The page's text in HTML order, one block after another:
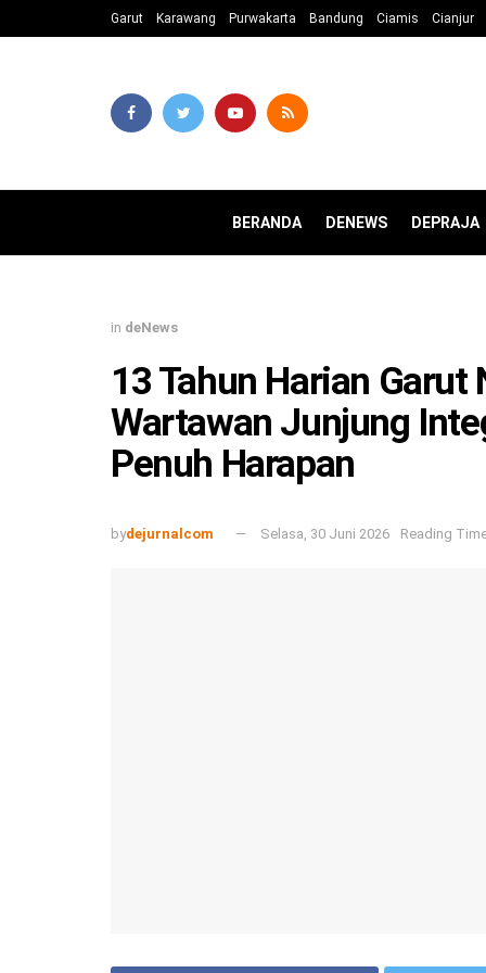
Garut Karawang Purwakarta Bandung Ciamis Cianjur
BERANDA DENEWS DEPRAJA
in deNews
13 Tahun Harian Garut
Wartawan Junjung
Penuh Harapan
bydejurnalcom Selasa, 30 Juni 2026 Reading